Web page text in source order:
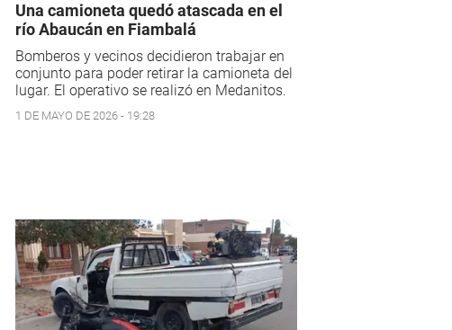
Una camioneta quedó atascada en el
río Abaucán en Fiambalá
Bomberos y vecinos decidieron trabajar en
conjunto para poder retirar la camioneta del
lugar. El operativo se realizó en Medanitos.
1 DE MAYO DE 2026 - 19:28